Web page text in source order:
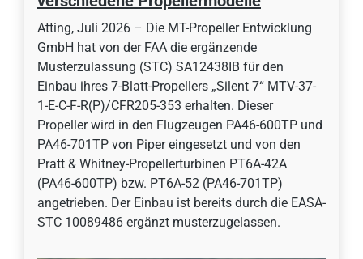
Atting, Juli 2026 – Die MT-Propeller Entwicklung
GmbH hat von der FAA die ergänzende
Musterzulassung (STC) SA12438IB für den
Einbau ihres 7-Blatt-Propellers „Silent 7“ MTV-37-
1-E-C-F-R(P)/CFR205-353 erhalten. Dieser
Propeller wird in den Flugzeugen PA46-600TP und
PA46-701TP von Piper eingesetzt und von den
Pratt & Whitney-Propellerturbinen PT6A-42A
(PA46-600TP) bzw. PT6A-52 (PA46-701TP)
angetrieben. Der Einbau ist bereits durch die EASA-
STC 10089486 ergänzt musterzugelassen.